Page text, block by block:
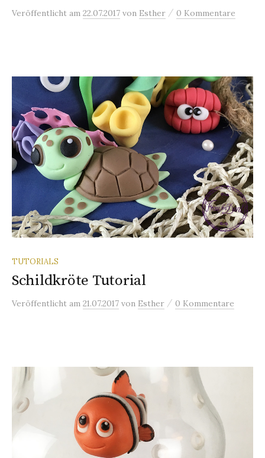
Veröffentlicht am 22.07.2017 von Esther / 0 Kommentare
TUTORIALS
Schildkröte Tutorial
Veröffentlicht am 21.07.2017 von Esther / 0 Kommentare